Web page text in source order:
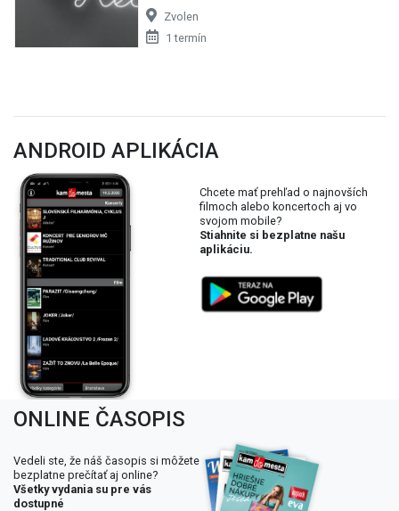
Zvolen
1 termín
ANDROID APLIKÁCIA
Chcete mať prehľad o najnovších
filmoch alebo koncertoch aj vo
svojom mobile?
Stiahnite si bezplatne našu
aplikáciu.
ONLINE ČASOPIS
Vedeli ste, že náš časopis si môžete
bezplatne prečítať aj online?
Všetky vydania su pre vás
dostupné